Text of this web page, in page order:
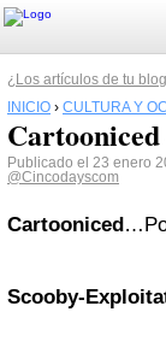
¿Los artículos de tu
INICIO › CULTURA Y
Publicado el 23 enero
@Cincodayscom
Cartooniced
Scooby-